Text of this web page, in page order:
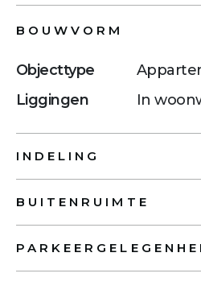
BOUWVORM
Objecttype
Liggingen
In
INDELING
BUITENRUIMTE